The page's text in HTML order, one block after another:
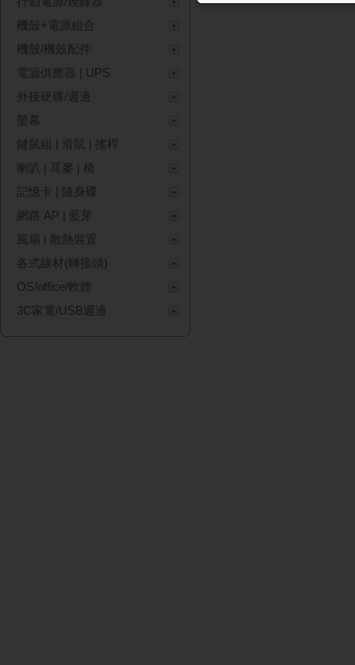
機殼+電源組合
機殼/機殼配件
電源供應器 | UPS
外接硬碟/週邊
螢幕
鍵鼠組 | 滑鼠 | 搖桿
喇叭 | 耳麥 | 椅
記憶卡 | 隨身碟
網路 AP | 藍芽
風扇 | 散熱裝置
各式線材(轉接頭)
OS/office/軟體
3C家電/USB週邊